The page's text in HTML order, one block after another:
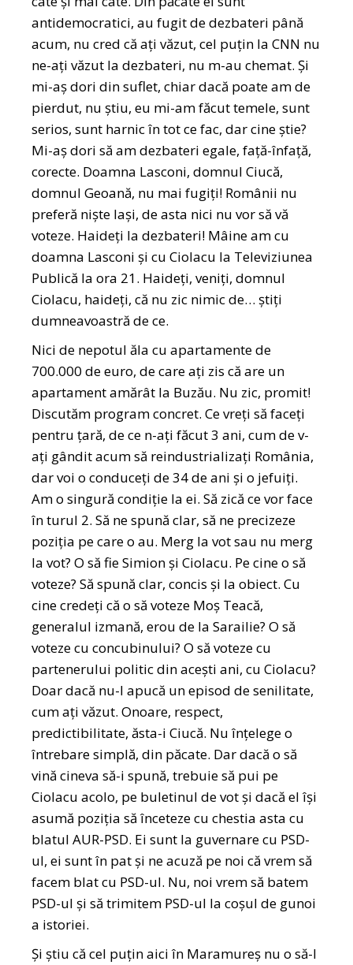
antidemocratici, au fugit de dezbateri până
acum, nu cred că ați văzut, cel puțin la CNN nu
ne-ați văzut la dezbateri, nu m-au chemat. Și
mi-aș dori din suflet, chiar dacă poate am de
pierdut, nu știu, eu mi-am făcut temele, sunt
serios, sunt harnic în tot ce fac, dar cine știe?
Mi-aș dori să am dezbateri egale, față-înfață,
corecte. Doamna Lasconi, domnul Ciucă,
domnul Geoană, nu mai fugiți! Românii nu
preferă niște lași, de asta nici nu vor să vă
voteze. Haideți la dezbateri! Mâine am cu
doamna Lasconi și cu Ciolacu la Televiziunea
Publică la ora 21. Haideți, veniți, domnul
Ciolacu, haideți, că nu zic nimic de… știți
dumneavoastră de ce.
Nici de nepotul ăla cu apartamente de
700.000 de euro, de care ați zis că are un
apartament amărât la Buzău. Nu zic, promit!
Discutăm program concret. Ce vreți să faceți
pentru țară, de ce n-ați făcut 3 ani, cum de v-
ați gândit acum să reindustrializați România,
dar voi o conduceți de 34 de ani și o jefuiți.
Am o singură condiție la ei. Să zică ce vor face
în turul 2. Să ne spună clar, să ne precizeze
poziția pe care o au. Merg la vot sau nu merg
la vot? O să fie Simion și Ciolacu. Pe cine o să
voteze? Să spună clar, concis și la obiect. Cu
cine credeți că o să voteze Moș Teacă,
generalul izmană, erou de la Sarailie? O să
voteze cu concubinului? O să voteze cu
partenerului politic din acești ani, cu Ciolacu?
Doar dacă nu-l apucă un episod de senilitate,
cum ați văzut. Onoare, respect,
predictibilitate, ăsta-i Ciucă. Nu înțelege o
întrebare simplă, din păcate. Dar dacă o să
vină cineva să-i spună, trebuie să pui pe
Ciolacu acolo, pe buletinul de vot și dacă el își
asumă poziția să înceteze cu chestia asta cu
blatul AUR-PSD. Ei sunt la guvernare cu PSD-
ul, ei sunt în pat și ne acuză pe noi că vrem să
facem blat cu PSD-ul. Nu, noi vrem să batem
PSD-ul și să trimitem PSD-ul la coșul de gunoi
a istoriei.
Și știu că cel puțin aici în Maramureș nu o să-l